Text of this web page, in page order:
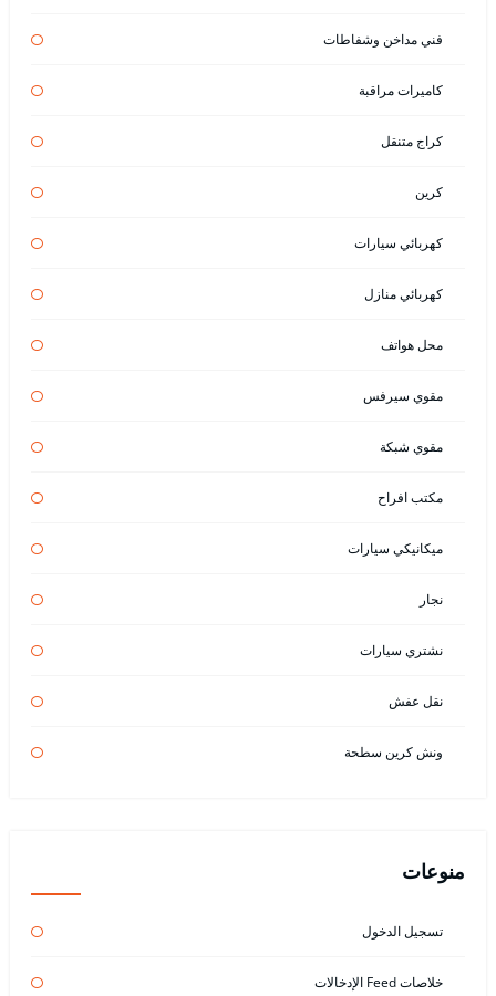
فني مداخن وشفاطات
كاميرات مراقبة
كراج متنقل
كرين
كهربائي سيارات
كهربائي منازل
محل هواتف
مقوي سيرفس
مقوي شبكة
مكتب افراح
ميكانيكي سيارات
نجار
نشتري سيارات
نقل عفش
ونش كرين سطحة
منوعات
تسجيل الدخول
خلاصات Feed الإدخالات